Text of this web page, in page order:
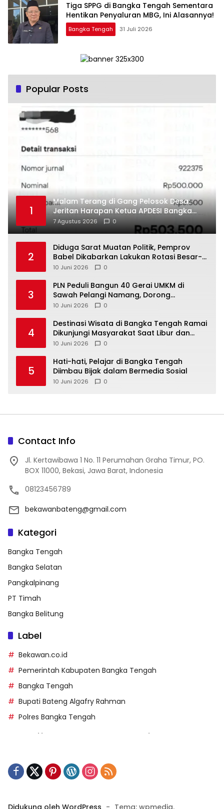
‎Tiga SPPG di Bangka Tengah Sementara
Bangka Tengah 31 Juli 2026
Popular Posts
1
Malam Terang di Gang Pelosok Desa:
Jeritan Harapan Ketua APDESI Bangka
Tengah untuk PLN Babel
7 Agustus 2026 0
2
‎Diduga Sarat Muatan Politik, Pemprov
Babel Dikabarkan Lakukan Rotasi Besar-
10 Juni 2026 0
3
‎PLN Peduli Bangun 40 Gerai UMKM di
Sawah Pelangi Namang, Dorong
10 Juni 2026 0
4
‎Destinasi Wisata di Bangka Tengah Ramai
Dikunjungi Masyarakat Saat Libur dan
Akhir Pekan
10 Juni 2026 0
5
‎Hati-hati, Pelajar di Bangka Tengah
Diimbau Bijak dalam Bermedia Sosial
10 Juni 2026 0
Contact Info
Jl. Kertawibawa 1 No. 11 Perumahan Graha Timur, PO.
BOX 11000, Bekasi, Jawa Barat, Indonesia
08123456789
bekawanbateng@gmail.com
Kategori
Bangka Tengah
Bangka Selatan
Pangkalpinang
PT Timah
Bangka Belitung
Label
Bekawan.co.id
Pemerintah Kabupaten Bangka Tengah
Bangka Tengah
Bupati Bateng Algafry Rahman
Polres Bangka Tengah
https://kecsitim.sitarokab.go.id/